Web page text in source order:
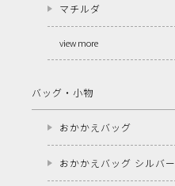
マチルダ
view more
バッグ・小物
おかかえバッグ
おかかえバッグ シルバー